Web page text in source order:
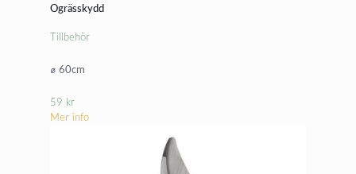
Ogrässkydd
Tillbehör
⌀ 60cm
59 kr
Mer info